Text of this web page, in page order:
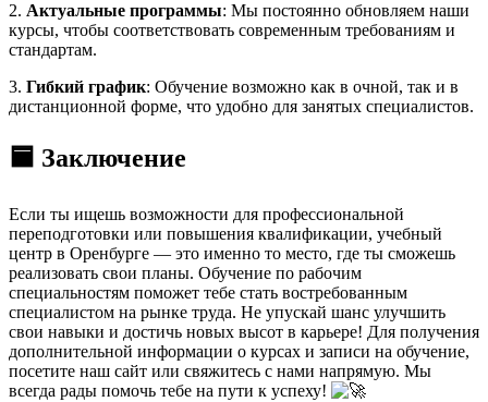
2. Актуальные программы: Мы постоянно обновляем наши
курсы, чтобы соответствовать современным требованиям и
стандартам.
3. Гибкий график: Обучение возможно как в очной, так и в
дистанционной форме, что удобно для занятых специалистов.
🟦 Заключение
Если ты ищешь возможности для профессиональной
переподготовки или повышения квалификации, учебный
центр в Оренбурге — это именно то место, где ты сможешь
реализовать свои планы. Обучение по рабочим
специальностям поможет тебе стать востребованным
специалистом на рынке труда. Не упускай шанс улучшить
свои навыки и достичь новых высот в карьере! Для получения
дополнительной информации о курсах и записи на обучение,
посетите наш сайт или свяжитесь с нами напрямую. Мы
всегда рады помочь тебе на пути к успеху!